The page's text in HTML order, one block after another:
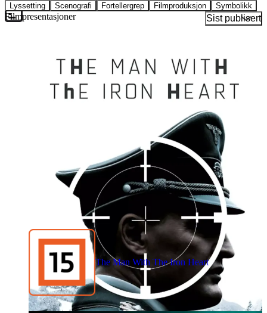
Lyssetting
Scenografi Fortellergrep Filmproduksjon Symbolikk
Sist publisert
Filmpresentasjoner
The Man With The Iron Heart